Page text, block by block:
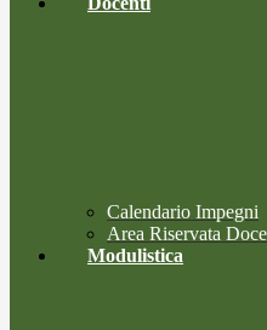
Calendario Impegni
Area Riservata
Modulistica